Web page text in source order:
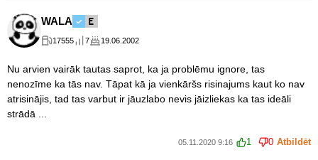
WALA
17555 7 19.06.2002
Nu arvien vairāk tautas saprot, ka ja problēmu ignore, tas
nenozīme ka tās nav. Tāpat kā ja vienkāršs risinajums kaut ko nav
atrisinājis, tad tas varbut ir jāuzlabo nevis jāizliekas ka tas ideāli
strādā ...
05.11.2020 9:16 1 0 Atbildēt